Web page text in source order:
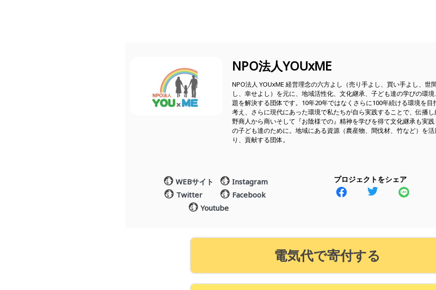
NPO法人YOUxME
NPO法人 YOUxME 経営理念の六方よし（売り手よし、買い手よし、世
し、幸せよし）を元に、地域活性化、文化継承、子ども達の学びの環
題を解決する団体です。10年20年ではなくさらに100年続ける環境を
考え、さらに現代にあった環境で私たちが自ら実践することで、伝播
野商人から商いそして『お陰様での』精神を学びを得て文化継承も実
の子ども達のために。地域にある資源（農産物、間伐材、竹など）を
り、貢献する団体。
WEBサイト
Instagram
Twitter
Facebook
Youtube
プロジェクトをシェア
電気代で寄付する